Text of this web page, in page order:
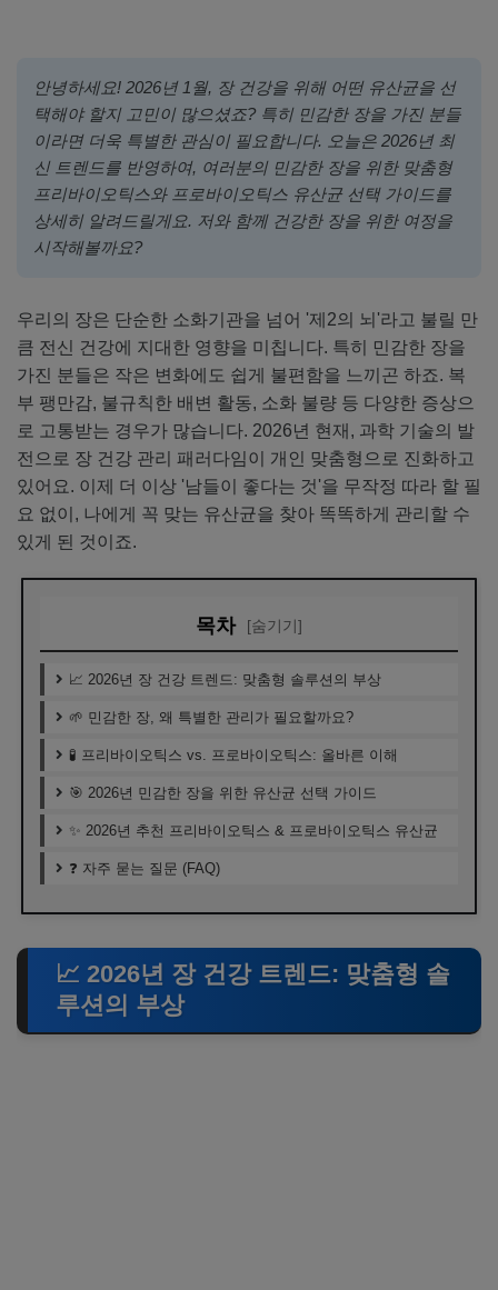
안녕하세요! 2026년 1월, 장 건강을 위해 어떤 유산균을 선
택해야 할지 고민이 많으셨죠? 특히 민감한 장을 가진 분들
이라면 더욱 특별한 관심이 필요합니다. 오늘은 2026년 최
신 트렌드를 반영하여, 여러분의 민감한 장을 위한 맞춤형
프리바이오틱스와 프로바이오틱스 유산균 선택 가이드를
상세히 알려드릴게요. 저와 함께 건강한 장을 위한 여정을
시작해볼까요?
우리의 장은 단순한 소화기관을 넘어 '제2의 뇌'라고 불릴 만
큼 전신 건강에 지대한 영향을 미칩니다. 특히 민감한 장을
가진 분들은 작은 변화에도 쉽게 불편함을 느끼곤 하죠. 복
부 팽만감, 불규칙한 배변 활동, 소화 불량 등 다양한 증상으
로 고통받는 경우가 많습니다. 2026년 현재, 과학 기술의 발
전으로 장 건강 관리 패러다임이 개인 맞춤형으로 진화하고
있어요. 이제 더 이상 '남들이 좋다는 것'을 무작정 따라 할 필
요 없이, 나에게 꼭 맞는 유산균을 찾아 똑똑하게 관리할 수
있게 된 것이죠.
목차 [숨기기]
📈 2026년 장 건강 트렌드: 맞춤형 솔루션의 부상
🌱 민감한 장, 왜 특별한 관리가 필요할까요?
🧪 프리바이오틱스 vs. 프로바이오틱스: 올바른 이해
🎯 2026년 민감한 장을 위한 유산균 선택 가이드
✨ 2026년 추천 프리바이오틱스 & 프로바이오틱스 유산균
❓ 자주 묻는 질문 (FAQ)
📈 2026년 장 건강 트렌드: 맞춤형 솔
루션의 부상